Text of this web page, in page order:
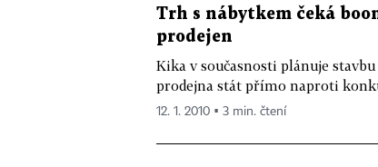
Trh s nábytkem čeká
prodejen
Kika v současnosti plánuje
prodejna stát přímo naproti
12. 1. 2010 ▪ 3 min. čtení